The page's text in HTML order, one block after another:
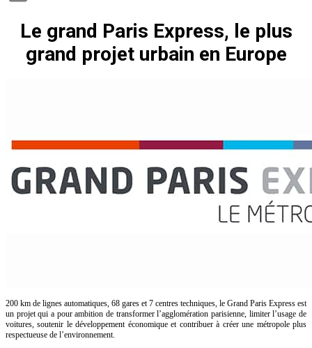
Le grand Paris Express, le plus
grand projet urbain en Europe
200 km de lignes automatiques, 68 gares et 7 centres techniques, le Grand Paris Express est
un projet qui a pour ambition de transformer l’agglomération parisienne, limiter l’usage de
voitures, soutenir le développement économique et contribuer à créer une métropole plus
respectueuse de l’environnement.